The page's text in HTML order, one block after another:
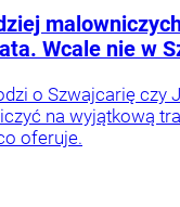
Wcale nie w
o Szwajcarię czy
na wyjątkową
oferuje.